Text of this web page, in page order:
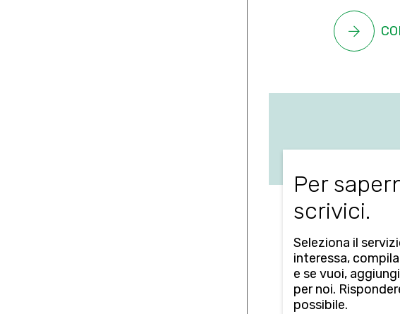
Per
scrivici.
Seleziona il
interessa,
e se vuoi,
per noi.
possibile.